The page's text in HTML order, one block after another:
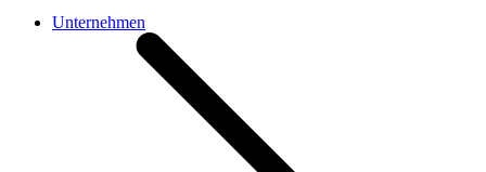
Unternehmen